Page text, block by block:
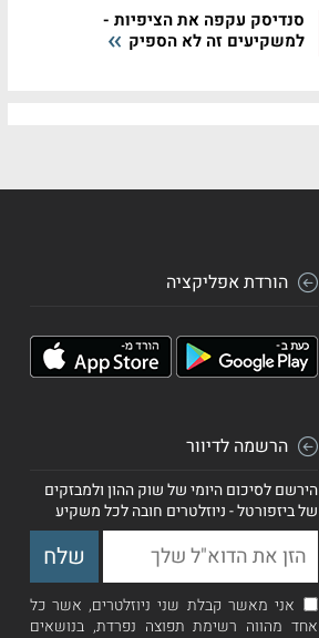
סנדיסק עקפה את הציפיות -
למשקיעים זה לא הספיק
הורדת אפליקציה
הרשמה לדיוור
הירשם לסיכום היומי של שוק ההון ולמבזקים
של ביזפורטל - ניוזלטרים חובה לכל משקיע
אני מאשר קבלת שני ניוזלטרים, אשר כל
אחד מהווה רשימת תפוצה נפרדת, בנושאים